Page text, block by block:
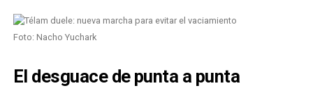
Foto: Nacho Yuchark
El desguace de punta a punta